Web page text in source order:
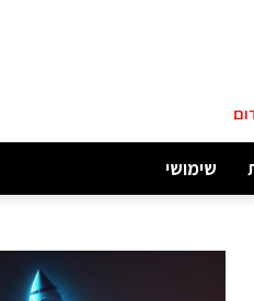
שימושי